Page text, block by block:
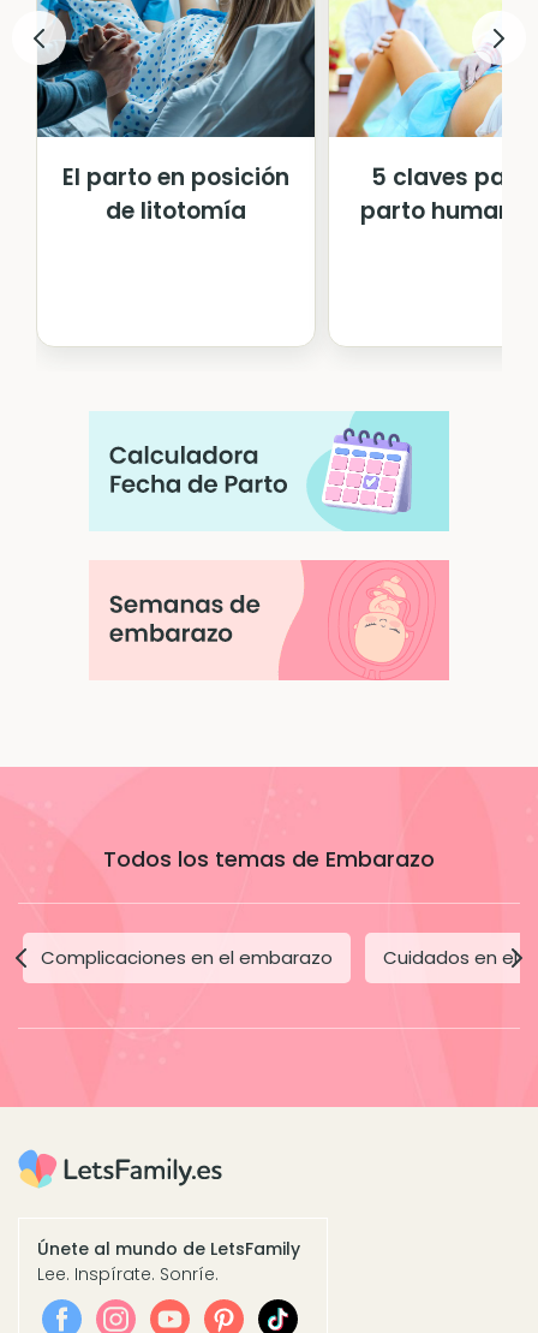
El parto en posición
de litotomía
5 claves para
parto
Todos los temas de Embarazo
Complicaciones en el embarazo Cuidados en el
Únete al mundo de LetsFamily
Lee. Inspírate. Sonríe.